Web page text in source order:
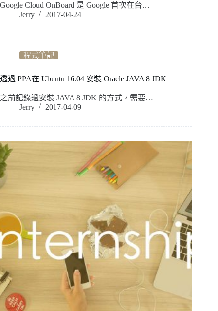
Google Cloud OnBoard 是 Google 首次在台…
Jerry
2017-04-24
程式筆記
透過 PPA在 Ubuntu 16.04 安裝 Oracle JAVA 8 JDK
之前記錄過安裝 JAVA 8 JDK 的方式，需要…
Jerry
2017-04-09